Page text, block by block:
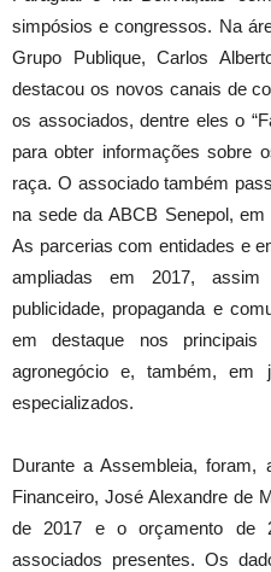
simpósios e congressos. Na
Grupo Publique, Carlos
destacou os novos canais de
os associados, dentre eles o
para obter informações sobre
raça. O associado também
na sede da ABCB Senepol, em
As parcerias com entidades e
ampliadas em 2017,
publicidade, propaganda e
em destaque nos
agronegócio e, também, em
especializados.
Durante a Assembleia, foram,
Financeiro, José Alexandre de
de 2017 e o orçamento de
associados presentes. Os